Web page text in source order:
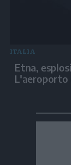
ITALIA
Etna,
L'aeroporto